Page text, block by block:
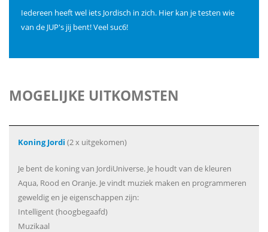
Iedereen heeft wel iets Jordisch in zich. Hier kan je testen wie
van de JUP's jij bent! Veel suc6!
MOGELIJKE UITKOMSTEN
Koning Jordi (2 x uitgekomen)
Je bent de koning van JordiUniverse. Je houdt van de kleuren
Aqua, Rood en Oranje. Je vindt muziek maken en programmeren
geweldig en je eigenschappen zijn:
Intelligent (hoogbegaafd)
Muzikaal